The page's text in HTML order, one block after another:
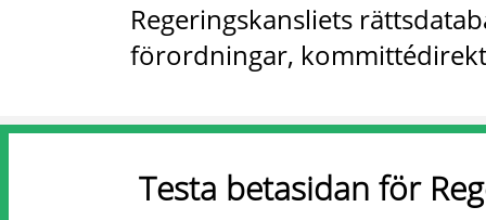
Regeringskansliets
förordningar,
Testa betasidan för